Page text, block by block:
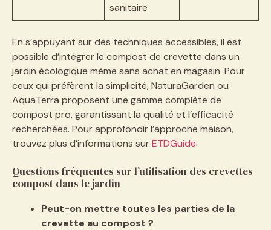
sanitaire
En s’appuyant sur des techniques accessibles, il est
possible d’intégrer le compost de crevette dans un
jardin écologique même sans achat en magasin. Pour
ceux qui préfèrent la simplicité, NaturaGarden ou
AquaTerra proposent une gamme complète de
compost pro, garantissant la qualité et l’efficacité
recherchées. Pour approfondir l’approche maison,
trouvez plus d’informations surETDGuide.
Questions fréquentes sur l’utilisation des crevettes
compost dans le jardin
Peut-on mettre toutes les parties de la
crevette au compost ?